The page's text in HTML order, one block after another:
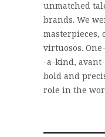
unmatched
brands. We
masterpieces,
virtuosos.
-a-kind,
bold and
role in the